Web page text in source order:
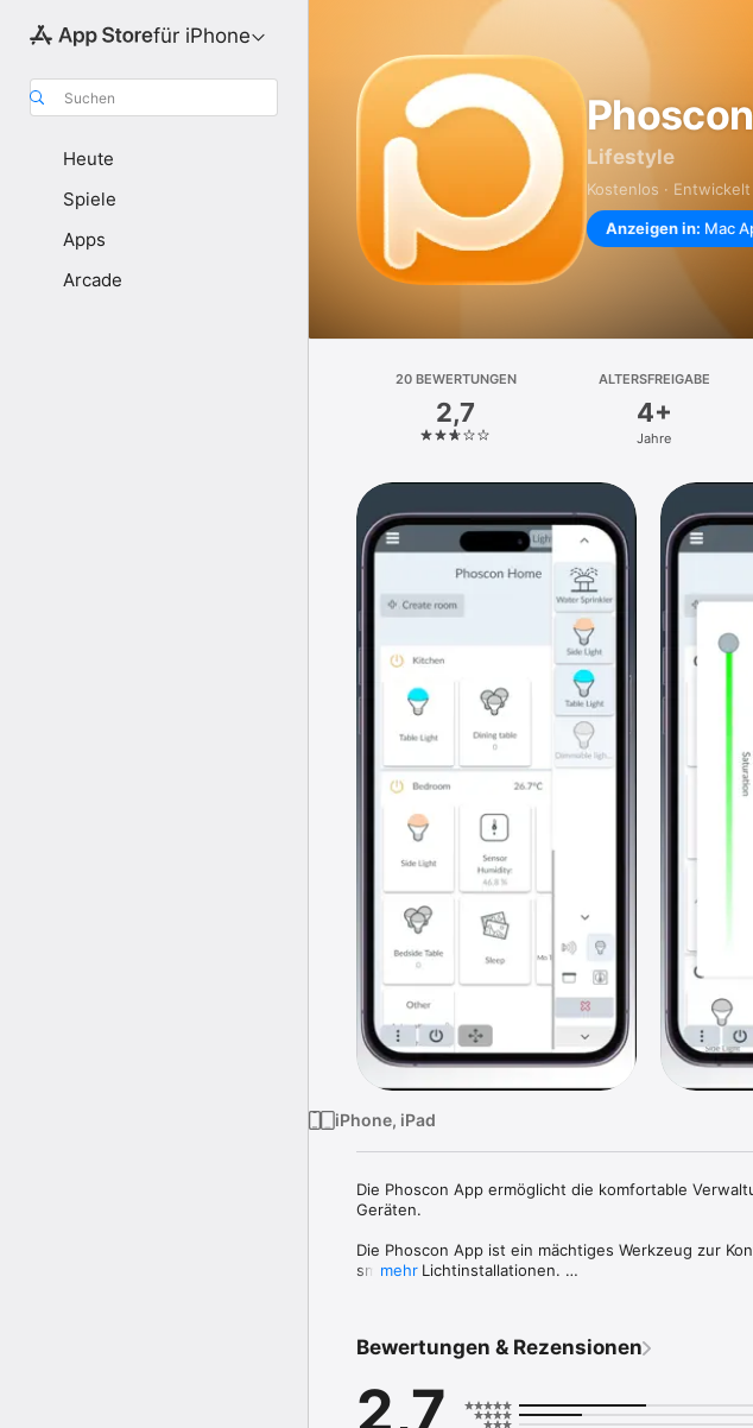
für iPhone
Suchen
Heute
Spiele
Apps
Arcade
Lifestyle
Kostenlos ·
Anzeigen in: Mac
20 BEWERTUNGEN
2,7
ALTERSFREIGABE
4+
Jahre
iPhone, iPad
Die Phoscon App ermöglicht die komfortable
Geräten.
Die Phoscon App ist ein mächtiges Werkzeug zur
smarten Lichtinstallationen.
mehr
Bewertungen & Rezensionen
2,7